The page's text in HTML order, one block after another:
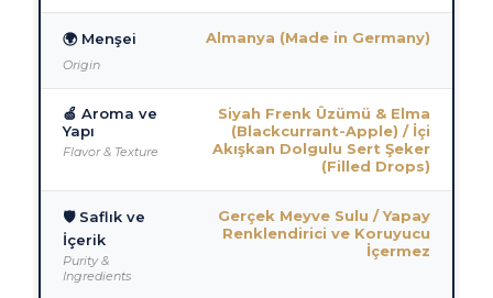
🌍 Menşei
Origin
Almanya (Made in Germany)
🍏 Aroma ve
Yapı
Flavor & Texture
Siyah Frenk Üzümü & Elma
(Blackcurrant-Apple) / İçi
Akışkan Dolgulu Sert Şeker
(Filled Drops)
🛡️ Saflık ve
İçerik
Purity &
Ingredients
Gerçek Meyve Sulu / Yapay
Renklendirici ve Koruyucu
İçermez